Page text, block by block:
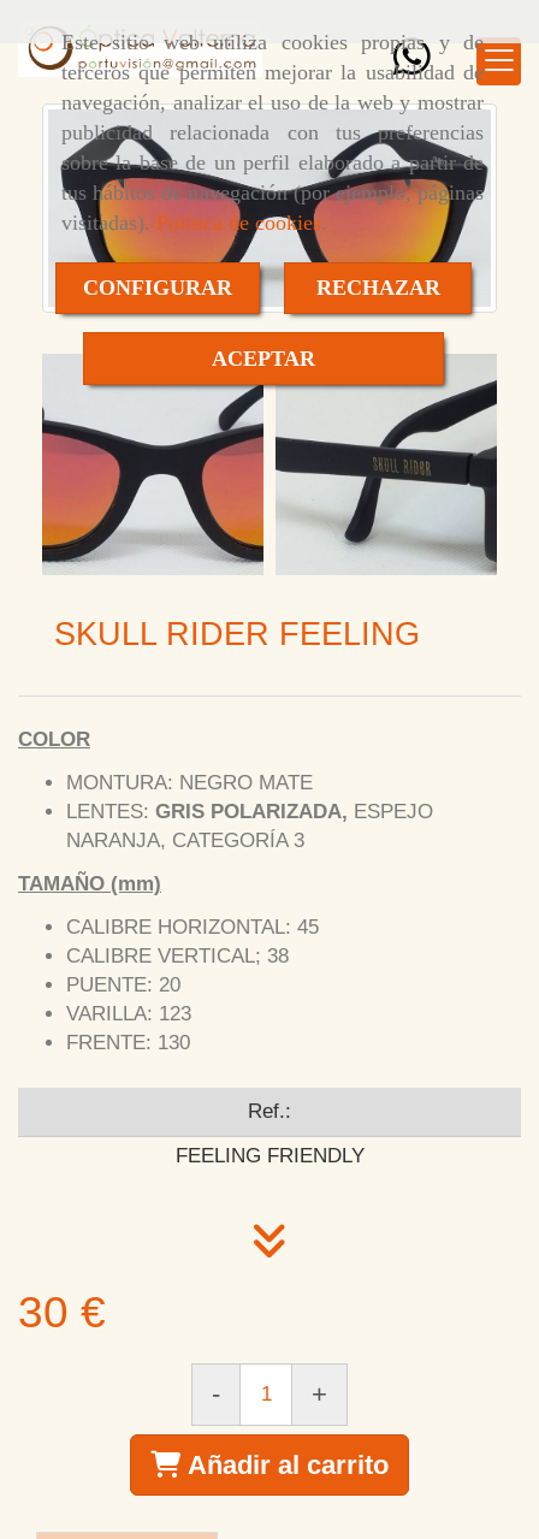
Este sitio web utiliza cookies propias y de
terceros que permiten mejorar la usabilidad de
navegación, analizar el uso de la web y mostrar
publicidad relacionada con tus preferencias
sobre la base de un perfil elaborado a partir de
tus hábitos de navegación (por ejemplo, páginas
visitadas). Política de cookies.
CONFIGURAR RECHAZAR
ACEPTAR
SKULL RIDER FEELING
COLOR
MONTURA: NEGRO MATE
LENTES: GRIS POLARIZADA, ESPEJO
NARANJA, CATEGORÍA 3
TAMAÑO (mm)
CALIBRE HORIZONTAL: 45
CALIBRE VERTICAL; 38
PUENTE: 20
VARILLA: 123
FRENTE: 130
Ref.:
FEELING FRIENDLY
30 €
- +
Añadir al carrito